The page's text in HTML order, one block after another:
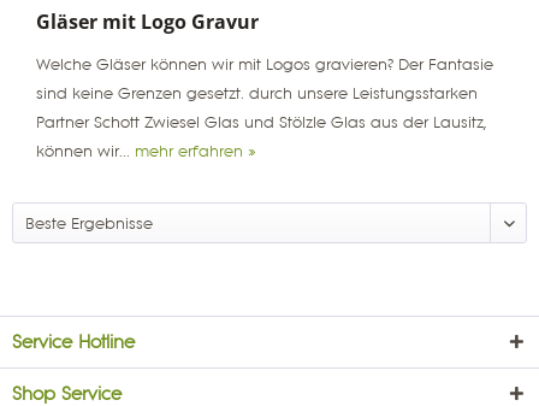
Gläser mit Logo Gravur
Welche Gläser können wir mit Logos gravieren? Der Fantasie
sind keine Grenzen gesetzt. durch unsere Leistungsstarken
Partner Schott Zwiesel Glas und Stölzle Glas aus der Lausitz,
können wir... mehr erfahren »
Service Hotline
Shop Service